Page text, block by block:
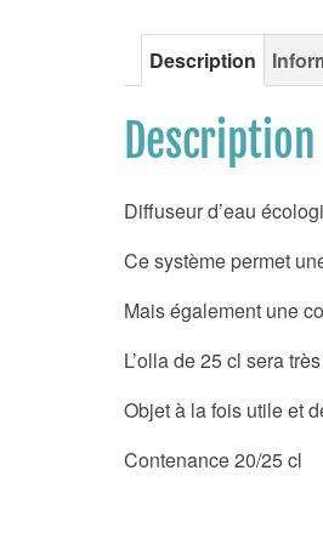
Description
Description
Diffuseur d’eau
Ce système permet
Mais également une
L’olla de 25 cl sera
Objet à la fois utile et
Contenance 20/25 cl